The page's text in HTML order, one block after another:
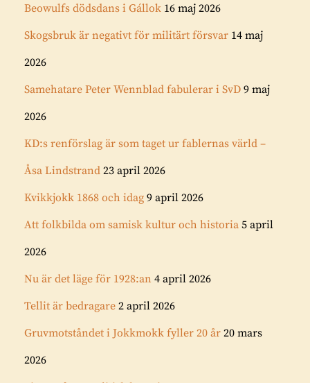
Beowulfs dödsdans i Gállok 16 maj 2026
Skogsbruk är negativt för militärt försvar 14 maj
2026
Samehatare Peter Wennblad fabulerar i SvD 9 maj
2026
KD:s renförslag är som taget ur fablernas värld –
Åsa Lindstrand 23 april 2026
Kvikkjokk 1868 och idag 9 april 2026
Att folkbilda om samisk kultur och historia 5 april
2026
Nu är det läge för 1928:an 4 april 2026
Tellit är bedragare 2 april 2026
Gruvmotståndet i Jokkmokk fyller 20 år 20 mars
2026